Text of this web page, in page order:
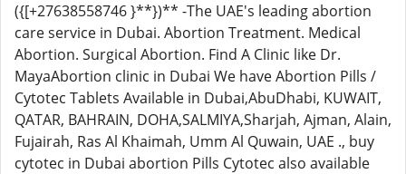
({[+27638558746 }**})** -The UAE's leading abortion
care service in Dubai. Abortion Treatment. Medical
Abortion. Surgical Abortion. Find A Clinic like Dr.
MayaAbortion clinic in Dubai We have Abortion Pills /
Cytotec Tablets Available in Dubai,AbuDhabi, KUWAIT,
QATAR, BAHRAIN, DOHA,SALMIYA,Sharjah, Ajman, Alain,
Fujairah, Ras Al Khaimah, Umm Al Quwain, UAE ., buy
cytotec in Dubai abortion Pills Cytotec also available